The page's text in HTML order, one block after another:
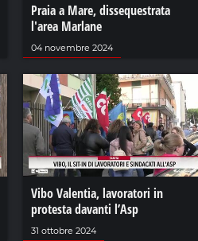
Praia a Mare, dissequestrata
l'area Marlane
04 novembre 2024
Vibo Valentia, lavoratori in
protesta davanti l’Asp
31 ottobre 2024